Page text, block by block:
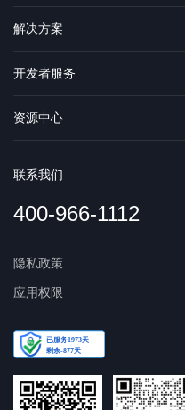
解决方案
开发者服务
资源中心
联系我们
400-966-1112
隐私政策
应用权限